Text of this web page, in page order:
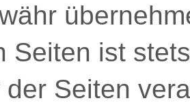
Seiten ist
der Seiten